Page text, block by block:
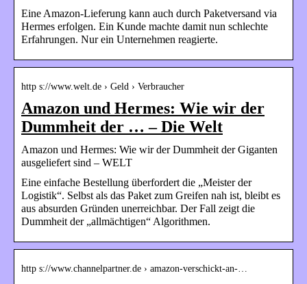
Eine Amazon-Lieferung kann auch durch Paketversand via
Hermes erfolgen. Ein Kunde machte damit nun schlechte
Erfahrungen. Nur ein Unternehmen reagierte.
http s://www.welt.de › Geld › Verbraucher
Amazon und Hermes: Wie wir der
Dummheit der … – Die Welt
Amazon und Hermes: Wie wir der Dummheit der Giganten
ausgeliefert sind – WELT
Eine einfache Bestellung überfordert die „Meister der
Logistik“. Selbst als das Paket zum Greifen nah ist, bleibt es
aus absurden Gründen unerreichbar. Der Fall zeigt die
Dummheit der „allmächtigen“ Algorithmen.
http s://www.channelpartner.de › amazon-verschickt-an-…